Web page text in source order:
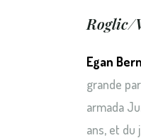
Roglic/
Egan
grande
armada
ans, et du